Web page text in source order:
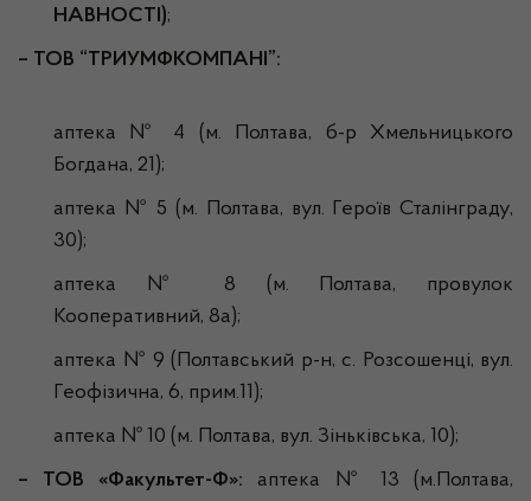
НАВНОСТІ);
– ТОВ “ТРИУМФКОМПАНІ”:
аптека № 4 (м. Полтава, б-р Хмельницького
Богдана, 21);
аптека № 5 (м. Полтава, вул. Героїв Сталінграду,
30);
аптека № 8 (м. Полтава, провулок
Кооперативний, 8а);
аптека № 9 (Полтавський р-н, с. Розсошенці, вул.
Геофізична, 6, прим.11);
аптека № 10 (м. Полтава, вул. Зіньківська, 10);
– ТОВ «Факультет-Ф»: аптека № 13 (м.Полтава,